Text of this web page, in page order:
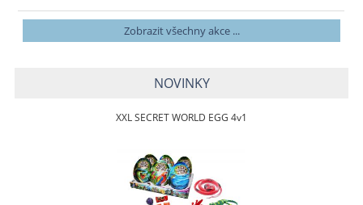
Zobrazit všechny akce ...
NOVINKY
XXL SECRET WORLD EGG 4v1